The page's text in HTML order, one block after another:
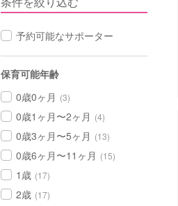
予約可能なサポーター
保育可能年齢
0歳0ヶ月 (3)
0歳1ヶ月〜2ヶ月 (4)
0歳3ヶ月〜5ヶ月 (13)
0歳6ヶ月〜11ヶ月 (15)
1歳 (17)
2歳 (17)